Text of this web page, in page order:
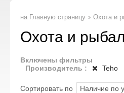
на Главную страницу
Охота и
Охота и
Включены фильтры
Производитель :
Teho
Сортировать по